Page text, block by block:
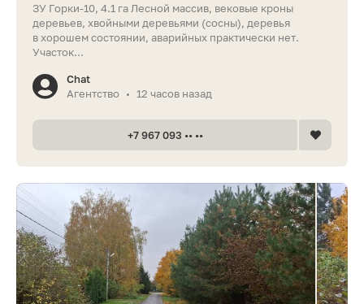
ЗУ Горки-10, 4.1 га Лесной массив, вековые кроны
деревьев, хвойными деревьями (сосны), деревья
в хорошем состоянии, аварийных практически нет.
Участок...
Chat
Агентство
• 12 часов назад
+7 967 093 •• ••